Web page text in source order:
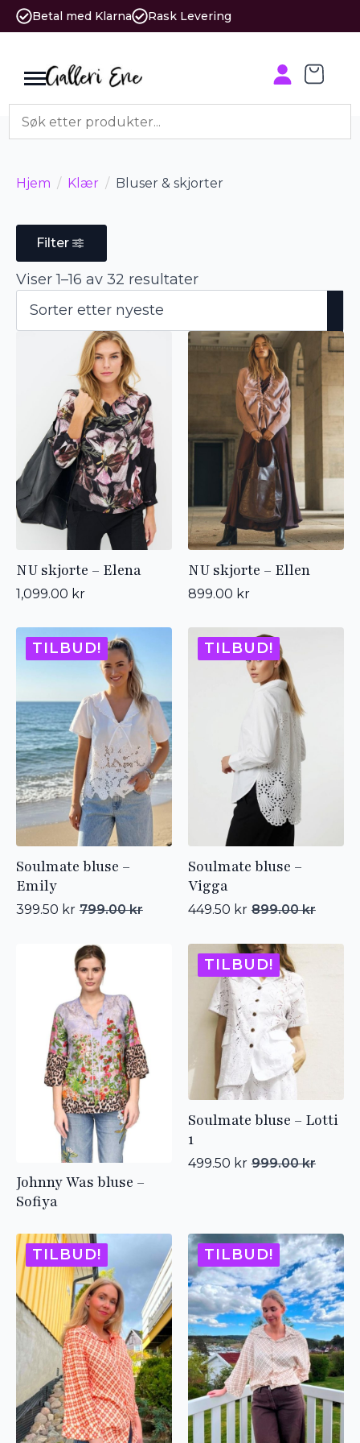
Betal med Klarna Rask Levering
Hjem Klær Bluser & skjorter
Filter
Viser 1–16 av 32 resultaterSortert
NU skjorte – Elena
1,099.00 kr
NU skjorte – Ellen
899.00 kr
TILBUD!
Soulmate bluse –
Emily
799.00kr
Opprinnelig
799.00 kr.
399.50 kr
Nåværende
399.50 kr.
TILBUD!
Soulmate bluse –
Vigga
899.00kr
Opprinnelig
var:
899.00 kr.
449.50 kr
Nåværende
er:
449.50 kr.
Johnny Was bluse –
Sofiya
TILBUD!
Soulmate bluse – Lotti
1
999.00kr
Opprinnelig
499.50 kr
Nåværende
TILBUD! TILBUD!